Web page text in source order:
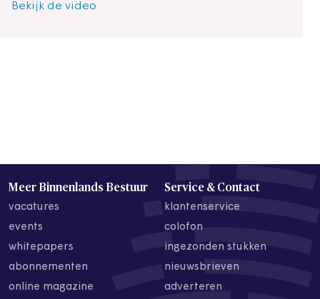
Bekijk de video
Meer Binnenlands Bestuur
vacatures
events
whitepapers
abonnementen
online magazine
Service & Contact
klantenservice
colofon
ingezonden stukken
nieuwsbrieven
adverteren